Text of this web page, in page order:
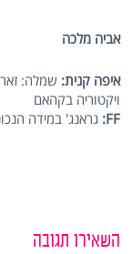
אביה מלכה
איפה קנית: שמלה:
ויקטוריה בקהאם
FF
: גראנג' במידה
השאירו תגובה